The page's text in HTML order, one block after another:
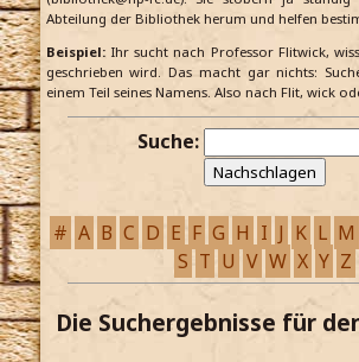
Jetzt Fanclub-Mitglied
Abteilung der Bibliothek herum und helfen
Beispiel:Ihr sucht nach Professor Flitwick,
geschrieben wird. Das macht gar nichts:
einem Teil seines Namens. Also nach Flit, wick
Suche:
# A B C D E F G H I J K L M
S T U V W X Y Z
Die Suchergebnisse für